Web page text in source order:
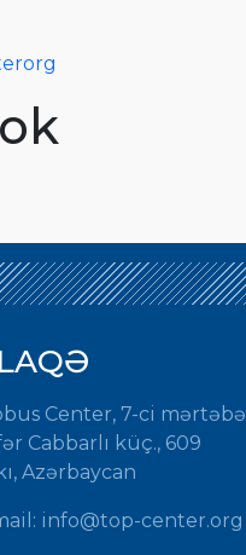
Center, 7-ci mərtəbə
Cabbarlı küç., 609
Azərbaycan
info@top-center.org